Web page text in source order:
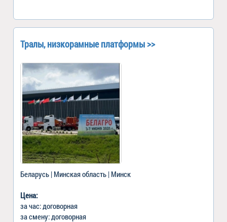
Тралы, низкорамные платформы >>
Беларусь | Минская область | Минск
Цена:
за час: договорная
за смену: договорная